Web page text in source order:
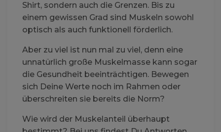
Shirt, sondern auch die Grenzen. Bis zu
einem gewissen Grad sind Muskeln sowohl
optisch als auch funktionell förderlich.
Aber zu viel ist nun mal zu viel, denn eine
unnatürlich große Muskelmasse kann sogar
die Gesundheit beeinträchtigen. Bewegen
sich Deine Werte noch im Rahmen oder
überschreiten sie bereits die Norm?
Wie wird der Muskelanteil überhaupt